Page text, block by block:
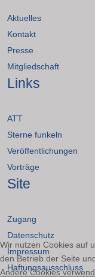
Aktuelles
Kontakt
Presse
Mitgliedschaft
Links
ATT
Sterne funkeln
Veröffentlichungen
Vorträge
Site
Zugang
Datenschutz
Impressum
Haftungsausschluss
Wir nutzen Cookies auf
den Betrieb der Seite
Andere Cookies